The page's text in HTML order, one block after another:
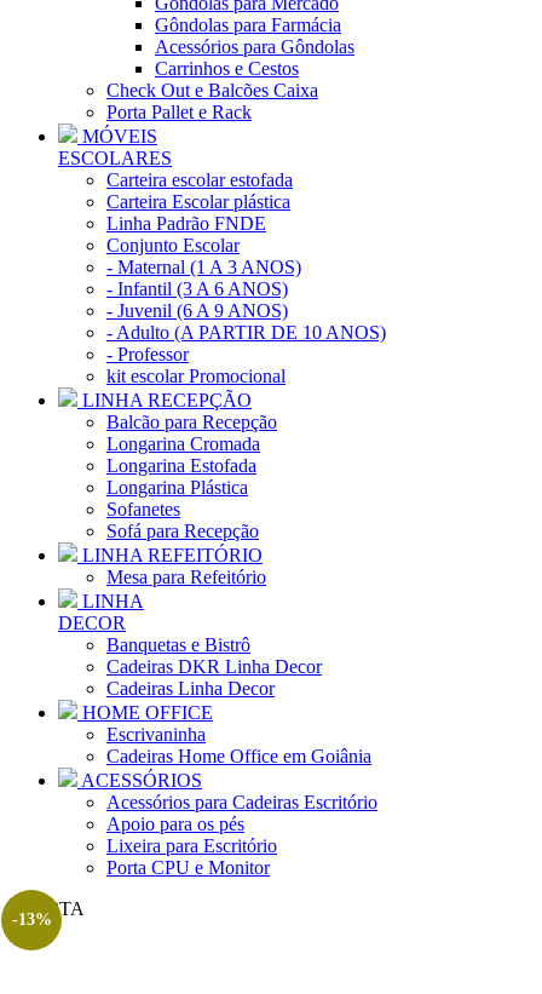
Gôndolas para Farmácia
Acessórios para Gôndolas
Carrinhos e Cestos
Check Out e Balcões Caixa
Porta Pallet e Rack
MÓVEIS
ESCOLARES
Carteira escolar estofada
Carteira Escolar plástica
Linha Padrão FNDE
Conjunto Escolar
- Maternal (1 A 3 ANOS)
- Infantil (3 A 6 ANOS)
- Juvenil (6 A 9 ANOS)
- Adulto (A PARTIR DE 10 ANOS)
- Professor
kit escolar Promocional
LINHA RECEPÇÃO
Balcão para Recepção
Longarina Cromada
Longarina Estofada
Longarina Plástica
Sofanetes
Sofá para Recepção
LINHA REFEITÓRIO
Mesa para Refeitório
LINHA
DECOR
Banquetas e Bistrô
Cadeiras DKR Linha Decor
Cadeiras Linha Decor
HOME OFFICE
Escrivaninha
Cadeiras Home Office em Goiânia
ACESSÓRIOS
Acessórios para Cadeiras Escritório
Apoio para os pés
Lixeira para Escritório
Porta CPU e Monitor
-13%
OFERTA